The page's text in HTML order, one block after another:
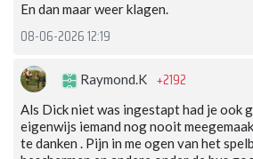
En dan maar weer klagen.
08-06-2026 12:19
Raymond.K +2192
Als Dick niet was ingestapt had je ook
eigenwijs iemand nog nooit
te danken . Pijn in me ogen van het